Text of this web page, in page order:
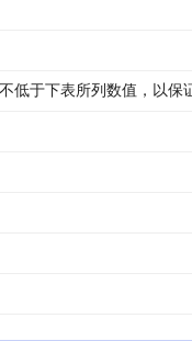
低于下表所列数值，以保